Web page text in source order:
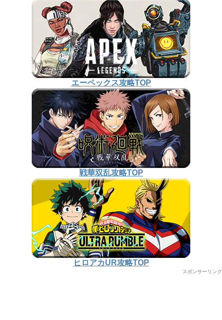
エーペックス攻略TOP
戦華双乱攻略TOP
ヒロアカUR攻略TOP
スポンサーリンク